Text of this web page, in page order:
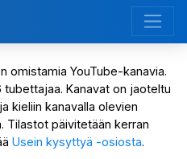
omistamia YouTube-kanavia.
tubettajaa. Kanavat on jaoteltu
kieliin kanavalla olevien
Tilastot päivitetään kerran
Usein kysyttyä -osiosta.